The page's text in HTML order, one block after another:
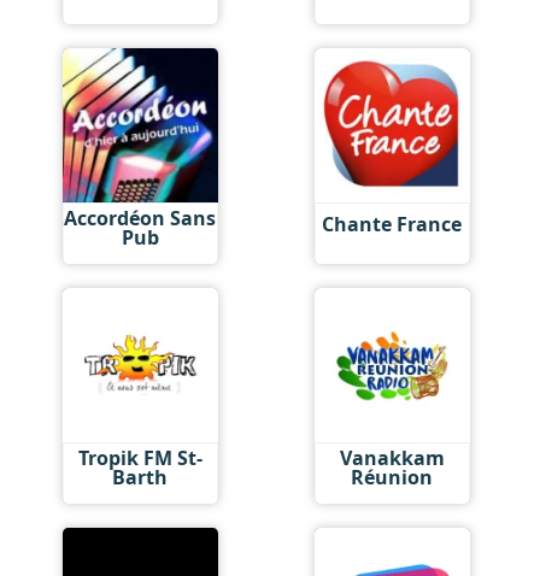
Accordéon Sans
Pub Chante France
Tropik FM St-
Barth
Vanakkam
Réunion